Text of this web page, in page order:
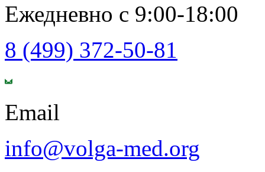
Ежедневно с 9:00-18:00
8 (499) 372-50-81
Email
info@volga-med.org